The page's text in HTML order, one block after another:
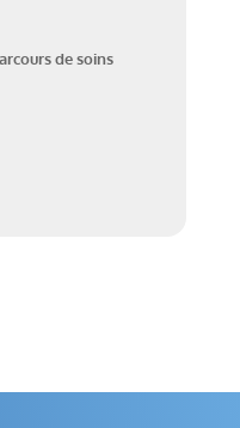
de soins